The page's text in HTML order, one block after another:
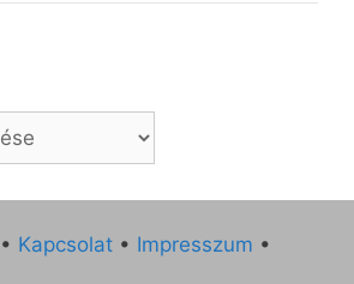
• Kapcsolat • Impresszum •